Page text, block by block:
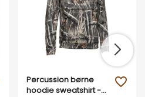
Percussion børne
hoodie sweatshirt -
favorite_outline